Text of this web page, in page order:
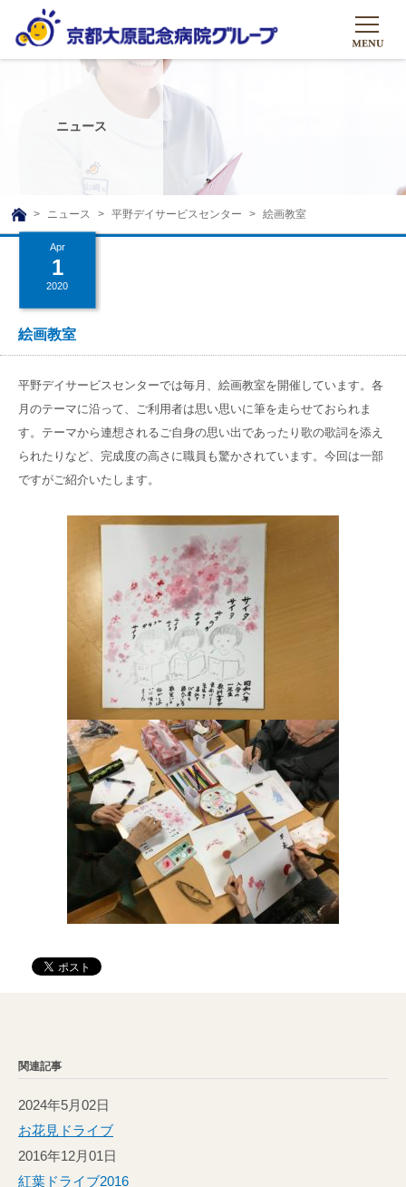
グループについて
グループについて
理事長挨拶
沿革ストーリー
基本的マインド
社会貢献活動
グループの取り組み
リハビリテーション
訪問サービス
通所サービス
高齢者住宅施設
食へのこだわり
大原のこと
メディア
ニュース
広報誌
SNS運用ポリシー
自宅で使える動画集
お問い合わせ一覧
友達追加
京都大原記念病院
京都近衛
八瀬大原Ⅰ番館
ニュース
TOP
ニュース 平野デイサービスセンター 絵画教室
Apr
1
2020
絵画教室
平野デイサービスセンターでは毎月、絵画教室を開催しています。各
月のテーマに沿って、ご利用者は思い思いに筆を走らせておられま
す。テーマから連想されるご自身の思い出であったり歌の歌詞を添え
られたりなど、完成度の高さに職員も驚かされています。今回は一部
ですがご紹介いたします。
関連記事
2024年5月02日
お花見ドライブ
2016年12月01日
紅葉ドライブ2016